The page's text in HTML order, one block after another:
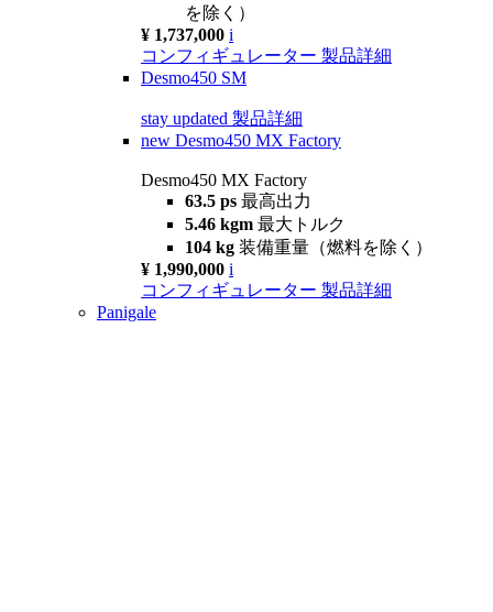
を除く）
¥ 1,737,000 i
コンフィギュレーター 製品詳細
Desmo450 SM
stay updated 製品詳細
new Desmo450 MX Factory
Desmo450 MX Factory
63.5 ps 最高出力
5.46 kgm 最大トルク
104 kg 装備重量（燃料を除く）
¥ 1,990,000 i
コンフィギュレーター 製品詳細
Panigale